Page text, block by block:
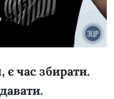
є час збирати.